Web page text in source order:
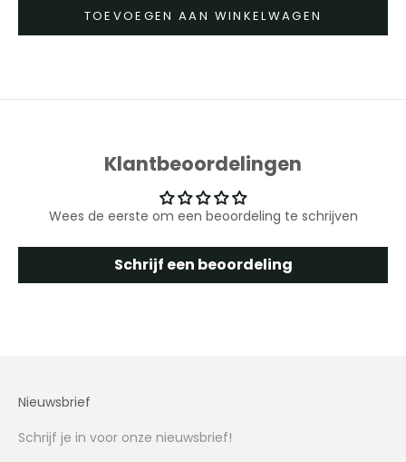
TOEVOEGEN AAN WINKELWAGEN
Klantbeoordelingen
Wees de eerste om een beoordeling te schrijven
Schrijf een beoordeling
Nieuwsbrief
Schrijf je in voor onze nieuwsbrief!